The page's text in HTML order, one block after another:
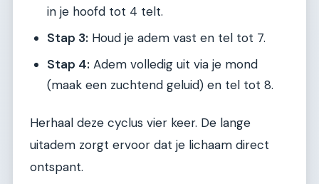
in je hoofd tot 4 telt.
Stap 3: Houd je adem vast en tel tot 7.
Stap 4: Adem volledig uit via je mond
(maak een zuchtend geluid) en tel tot 8.
Herhaal deze cyclus vier keer. De lange
uitadem zorgt ervoor dat je lichaam direct
ontspant.